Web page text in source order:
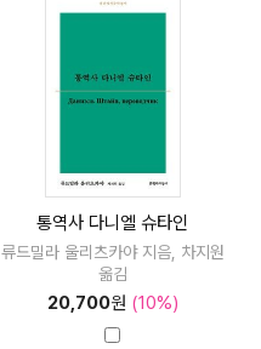
통역사 다니엘 슈타인
류드밀라 울리츠카야 지음, 차지원
옮김
20,700원 (10%)